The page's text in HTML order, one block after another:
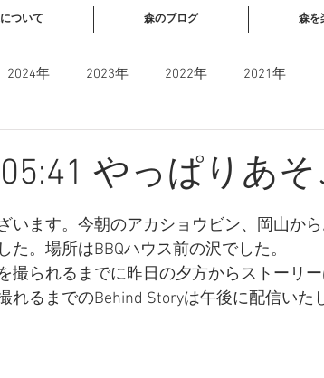
ついて 森のブログ 森を
2024年 2023年 2022年 2021年
やっぱりあそ
ちNaNと評価されています。
います。今朝のアカショウビン、岡山か
た。場所はBBQハウス前の沢でした。
撮られるまでに昨日の夕方からストーリー
れるまでのBehind Storyは午後に配信いた